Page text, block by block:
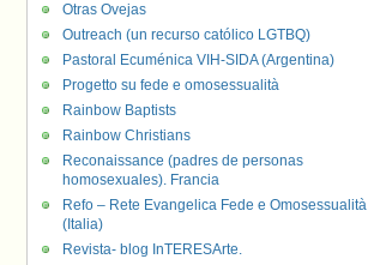
Otras Ovejas
Outreach (un recurso católico LGTBQ)
Pastoral Ecuménica VIH-SIDA (Argentina)
Progetto su fede e omosessualità
Rainbow Baptists
Rainbow Christians
Reconaissance (padres de personas
homosexuales). Francia
Refo – Rete Evangelica Fede e Omosessualità
(Italia)
Revista- blog InTERESArte.